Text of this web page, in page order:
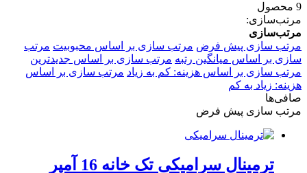
9 محصول
مرتب‌سازی:
مرتب‌سازی
مرتب سازی پیش فرض مرتب سازی بر اساس محبوبیت مرتب
سازی بر اساس میانگین رتبه مرتب سازی بر اساس جدیدترین
مرتب سازی بر اساس هزینه: کم به زیاد مرتب سازی بر اساس
هزینه: زیاد به کم
صافی‌ها
مرتب سازی پیش فرض
ترمینال سرامیکی تک خانه 16 آمپر